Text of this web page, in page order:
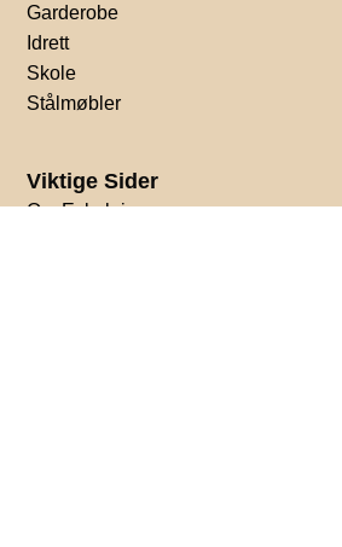
Garderobe
Idrett
Skole
Stålmøbler
Viktige Sider
Om Eskoleia